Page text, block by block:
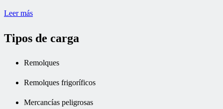
Leer más
Tipos de carga
Remolques
Remolques frigoríficos
Mercancías peligrosas